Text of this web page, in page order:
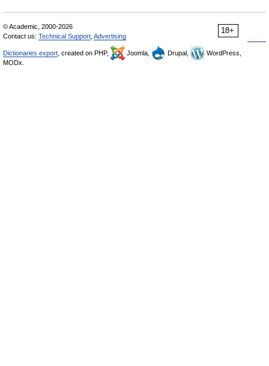
18+
© Academic, 2000-2026
Contact us: Technical Support Advertising
Dictionaries export , created on PHP, Joomla, Drupal,
WordPress,
MODx.